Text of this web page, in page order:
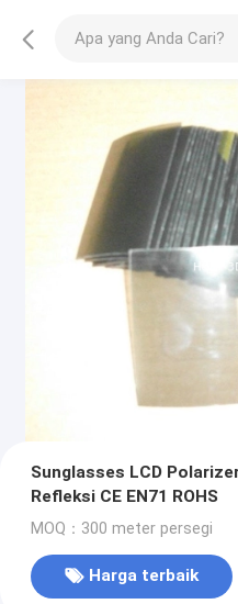
Sunglasses LCD
Refleksi CE EN71 ROHS
MOQ：300 meter persegi
Harga terbaik